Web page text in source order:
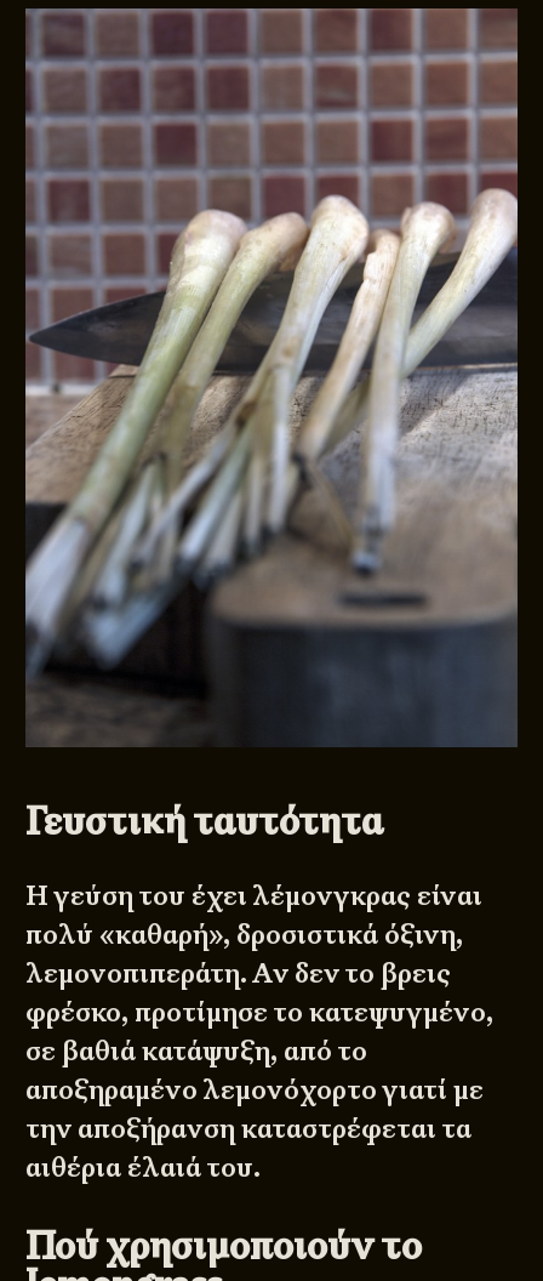
Γευστική ταυτότητα
Η γεύση του έχει λέμονγκρας είναι
πολύ «καθαρή», δροσιστικά όξινη,
λεμονοπιπεράτη. Αν δεν το βρεις
φρέσκο, προτίμησε το κατεψυγμένο,
σε βαθιά κατάψυξη, από το
αποξηραμένο λεμονόχορτο γιατί με
την αποξήρανση καταστρέφεται τα
αιθέρια έλαιά του.
Πού χρησιμοποιούν το